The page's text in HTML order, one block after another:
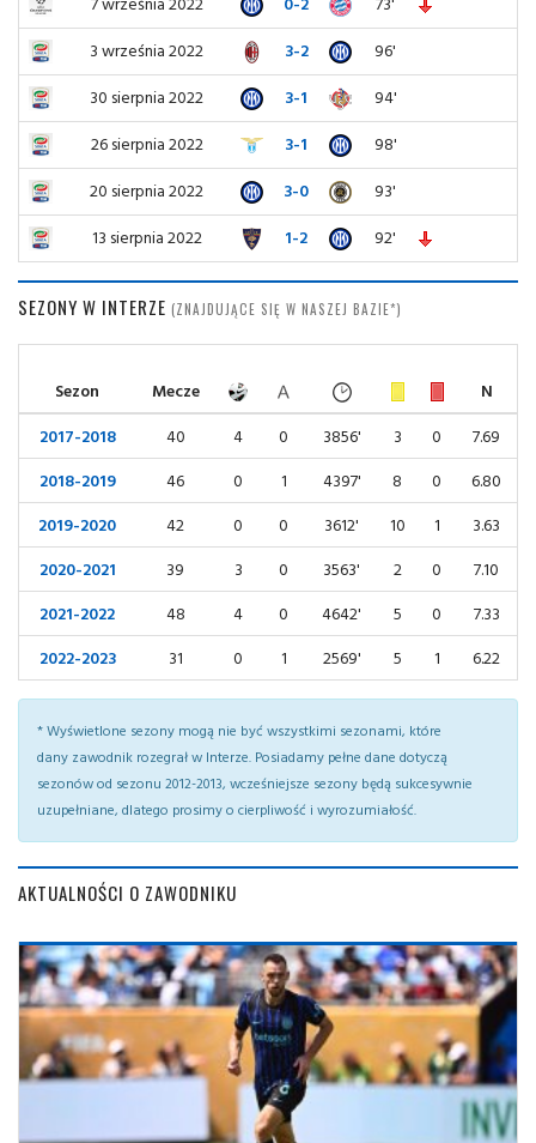
3 września 2022
3-2
96'
30 sierpnia 2022
3-1
94'
26 sierpnia 2022
3-1
98'
20 sierpnia 2022
3-0
93'
13 sierpnia 2022
1-2 92'
SEZONY W INTERZE (ZNAJDUJĄCE SIĘ W NASZEJ BAZIE*)
Sezon Mecze
N
2017-2018
40 4 0 3856' 3 0
7.69
2018-2019
46 0 1 4397' 8 0
6.80
2019-2020
42 0 0 3612' 10 1
3.63
2020-2021
39 3 0 3563' 2 0
7.10
2021-2022
48 4 0 4642' 5 0
7.33
2022-2023
31 0 1 2569' 5 1 6.22
* Wyświetlone sezony mogą nie być wszystkimi sezonami, które
dany zawodnik rozegrał w Interze. Posiadamy pełne dane dotyczą
sezonów od sezonu 2012-2013, wcześniejsze sezony będą sukcesywnie
uzupełniane, dlatego prosimy o cierpliwość i wyrozumiałość.
AKTUALNOŚCI O ZAWODNIKU